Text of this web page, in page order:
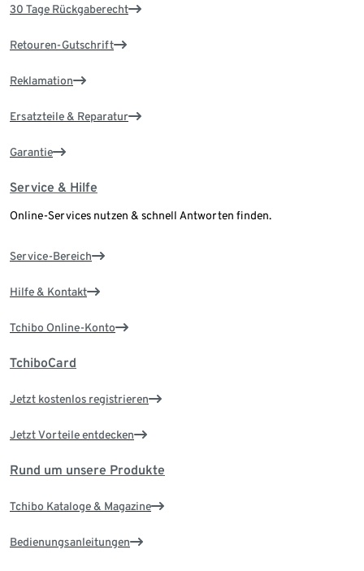
30 Tage Rückgaberecht
Retouren-Gutschrift
Reklamation
Ersatzteile & Reparatur
Garantie
Service & Hilfe
Online-Services nutzen & schnell Antworten finden.
Service-Bereich
Hilfe & Kontakt
Tchibo Online-Konto
TchiboCard
Jetzt kostenlos registrieren
Jetzt Vorteile entdecken
Rund um unsere Produkte
Tchibo Kataloge & Magazine
Bedienungsanleitungen